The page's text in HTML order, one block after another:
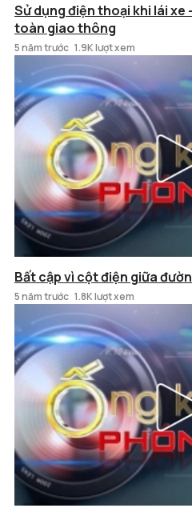
Sử dụng điện thoại khi lái xe
toàn giao thông
5 năm trước 1.9K lượt xem
Bất cập vì cột điện giữa
5 năm trước 1.8K lượt xem